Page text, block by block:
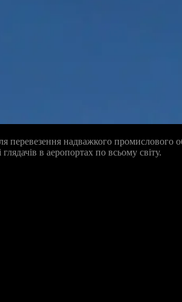
перевезення надважкого
в аеропортах по всьому світу.